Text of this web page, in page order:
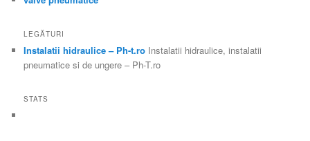
LEGĂTURI
Instalatii hidraulice – Ph-t.ro Instalatii hidraulice, instalatii
pneumatice si de ungere – Ph-T.ro
STATS